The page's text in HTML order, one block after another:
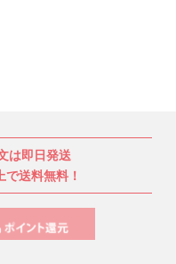
は即日発送
で送料無料！